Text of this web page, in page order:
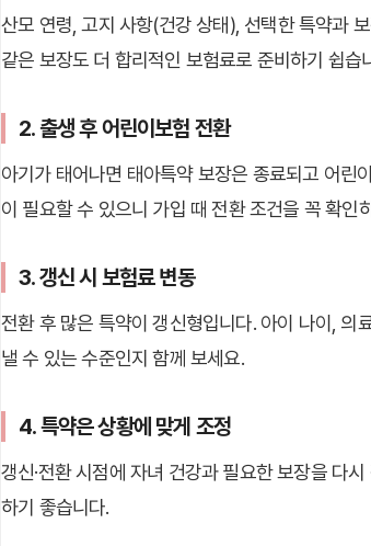
산모 연령, 고지 사항(건강 상태), 선택한 특약과
같은 보장도 더 합리적인 보험료로 준비하기 쉽습
2. 출생 후 어린이보험 전환
아기가 태어나면 태아특약 보장은 종료되고 어린
이 필요할 수 있으니 가입 때 전환 조건을 꼭 확인
3. 갱신 시 보험료 변동
전환 후 많은 특약이 갱신형입니다. 아이 나이, 의
낼 수 있는 수준인지 함께 보세요.
4. 특약은 상황에 맞게 조정
갱신·전환 시점에 자녀 건강과 필요한 보장을 다
하기 좋습니다.